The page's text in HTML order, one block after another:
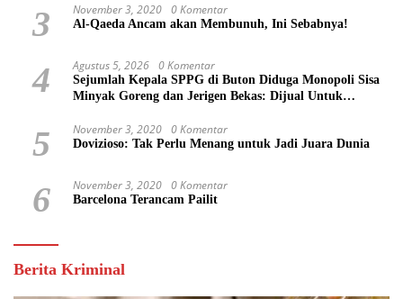
3 November 3, 2020 0 Komentar
Al-Qaeda Ancam akan Membunuh, Ini Sebabnya!
4 Agustus 5, 2026 0 Komentar
Sejumlah Kepala SPPG di Buton Diduga Monopoli Sisa
Minyak Goreng dan Jerigen Bekas: Dijual Untuk
5 November 3, 2020 0 Komentar
Dovizioso: Tak Perlu Menang untuk Jadi Juara Dunia
6 November 3, 2020 0 Komentar
Barcelona Terancam Pailit
Berita Kriminal